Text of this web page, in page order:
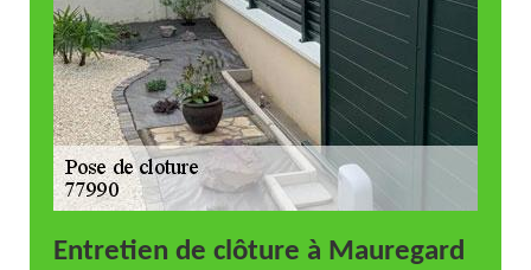
Entretien de clôture à Mauregard